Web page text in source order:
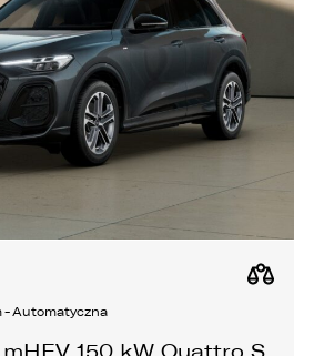
-Automatyczna
150 kW Quattro S